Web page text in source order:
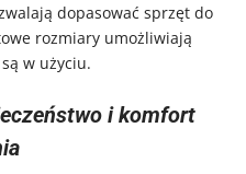
dopasować sprzęt do
rozmiary umożliwiają
w użyciu.
i komfort